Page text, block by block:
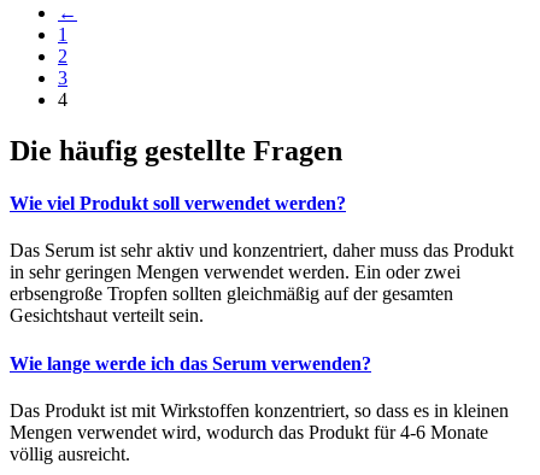
←
1
2
3
4
Die häufig gestellte Fragen
Wie viel Produkt soll verwendet werden?
Das Serum ist sehr aktiv und konzentriert, daher muss das Produkt
in sehr geringen Mengen verwendet werden. Ein oder zwei
erbsengroße Tropfen sollten gleichmäßig auf der gesamten
Gesichtshaut verteilt sein.
Wie lange werde ich das Serum verwenden?
Das Produkt ist mit Wirkstoffen konzentriert, so dass es in kleinen
Mengen verwendet wird, wodurch das Produkt für 4-6 Monate
völlig ausreicht.